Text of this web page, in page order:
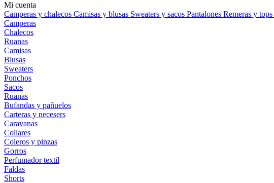
Mi cuenta
Camperas y chalecos Camisas y blusas Sweaters y sacos Pantalones Remeras y tops
Camperas
Chalecos
Ruanas
Camisas
Blusas
Sweaters
Ponchos
Sacos
Ruanas
Bufandas y pañuelos
Carteras y necesers
Caravanas
Collares
Coleros y pinzas
Gorros
Perfumador textil
Faldas
Shorts